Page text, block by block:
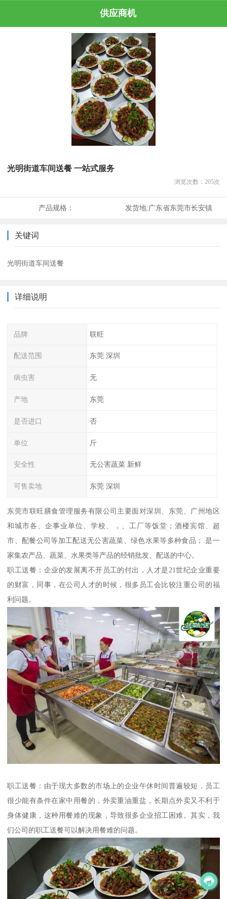
供应商机
光明街道车间送餐 一站式服务
浏览次数： 205次
产品规格： 发货地:广东省东莞市长安镇
关键词
光明街道车间送餐
详细说明
品牌 联旺
配送范围 东莞 深圳
病虫害 无
产地 东莞
是否进口 否
单位 斤
安全性 无公害蔬菜 新鲜
可售卖地 东莞 深圳
东莞市联旺膳食管理服务有限公司主要面对深圳、东莞、广州地区
和城市各、企事业单位、学校、，、工厂等饭堂；酒楼宾馆、超
市、配餐公司等加工配送无公害蔬菜、绿色水果等多种食品；.是一
家集农产品、蔬菜、水果类等产品的经销批发、配送的中心。
职工送餐：企业的发展离不开员工的付出，人才是21世纪企业重要
的财富，同事，在公司人才的时候，很多员工会比较注重公司的福
利问题。
职工送餐：由于现大多数的市场上的企业午休时间普遍较短，员工
很少能有条件在家中用餐的，外卖重油重盐，长期点外卖又不利于
身体健康，这种用餐难的现象，导致很多企业招工困难。其实，我
们公司的职工送餐可以解决用餐难的问题。